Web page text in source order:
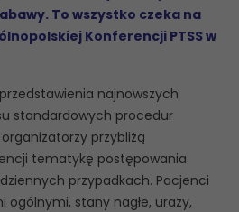
To wszystko czeka na
Konferencji PTSS w
najnowszych
standardowych procedur
przybliżą
tematykę postępowania
przypadkach. Pacjenci
stany nagłe, urazy,